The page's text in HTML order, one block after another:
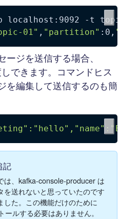
localhost:9092 -t
topic-
01" , "partition" :0,
ージを送信する場合、
できます。コマンドヒス
を編集して送信するのも簡
記
は、kafka-console-producer は
を送れないと思っていたのです
した。この機能だけのために
ルする必要はありません。